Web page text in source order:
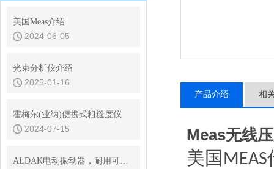
美国Meas介绍
2024-06-05
光束分析仪介绍
2025-01-16
霍梅尔(业纳)便携式粗糙度仪
2024-07-15
ALDAK电动振动器，耐用可靠，保障长时间高效运作
产品介绍 相
Meas无线
美国 MEAS